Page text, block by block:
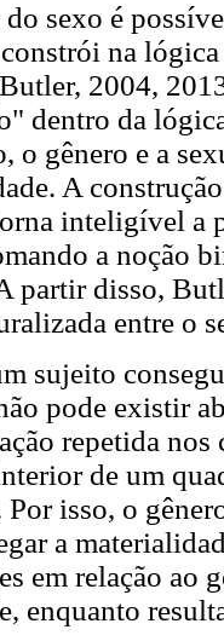
sexo é
na
2004,
dentro da
o gênero e a
A
inteligível a
a noção
partir disso,
entre o
sujeito
pode existir
repetida nos
de um
Por isso, o
a
em relação ao
enquanto